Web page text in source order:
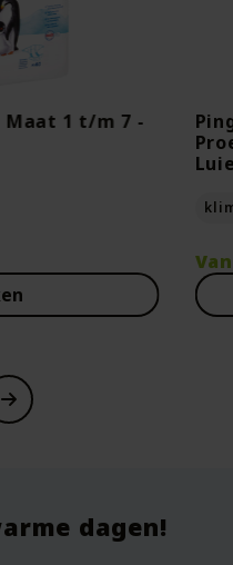
Maat 1 t/m 7 -
dagen!